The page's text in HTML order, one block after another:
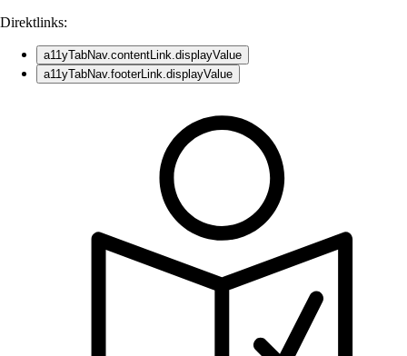
Direktlinks:
a11yTabNav.contentLink.displayValue
a11yTabNav.footerLink.displayValue